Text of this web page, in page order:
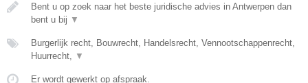
Bent u op zoek naar het beste juridische advies in Antwerpen dan
bent u bij ▼
Burgerlijk recht, Bouwrecht, Handelsrecht, Vennootschappenrecht,
Huurrecht,
▼
Er wordt gewerkt op afspraak.